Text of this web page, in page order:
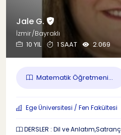
Jale G.
İzmir/Bayraklı
10 YIL
1 SAAT 2.069
Matematik Öğretmeni...
Ege Üniversitesi / Fen Fakültesi
DERSLER : Dil ve Anlatım,Satranç